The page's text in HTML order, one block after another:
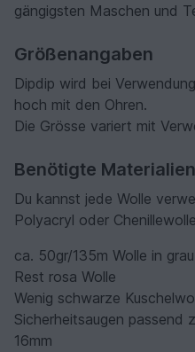
gängigsten Maschen und
Größenangaben
Dipdip wird bei
hoch mit den Ohren.
Die Grösse variert mit
Benötigte Materialien
Du kannst jede Wolle
Polyacryl oder
ca. 50gr/135m Wolle in
Rest rosa Wolle
Wenig schwarze
Sicherheitsaugen passend
16mm